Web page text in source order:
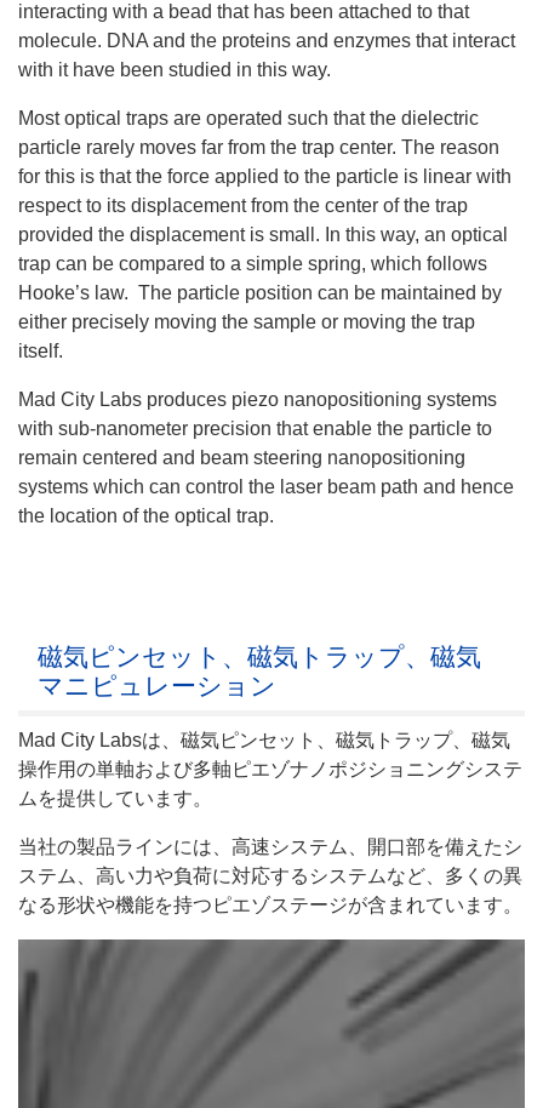
interacting with a bead that has been attached to that
molecule. DNA and the proteins and enzymes that interact
with it have been studied in this way.
Most optical traps are operated such that the dielectric
particle rarely moves far from the trap center. The reason
for this is that the force applied to the particle is linear with
respect to its displacement from the center of the trap
provided the displacement is small. In this way, an optical
trap can be compared to a simple spring, which follows
Hooke’s law. The particle position can be maintained by
either precisely moving the sample or moving the trap
itself.
Mad City Labs produces piezo nanopositioning systems
with sub-nanometer precision that enable the particle to
remain centered and beam steering nanopositioning
systems which can control the laser beam path and hence
the location of the optical trap.
磁気ピンセット、磁気トラップ、磁気
マニピュレーション
Mad City Labsは、磁気ピンセット、磁気トラップ、磁気
操作用の単軸および多軸ピエゾナノポジショニングシステ
ムを提供しています。
当社の製品ラインには、高速システム、開口部を備えたシ
ステム、高い力や負荷に対応するシステムなど、多くの異
なる形状や機能を持つピエゾステージが含まれています。